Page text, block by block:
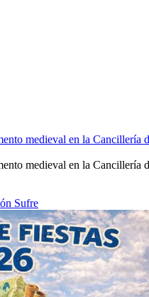
medieval en la Cancillería
medieval en la Cancillería
Sufre